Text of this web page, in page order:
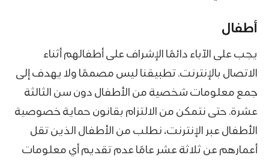
أطفال
يجب على الآباء دائمًا الإشراف على أطفالهم أثناء
الاتصال بالإنترنت. تطبيقنا ليس مصممًا ولا يهدف إلى
جمع معلومات شخصية من الأطفال دون سن الثالثة
عشرة. حتى نتمكن من الالتزام بقانون حماية خصوصية
الأطفال عبر الإنترنت، نطلب من الأطفال الذين تقل
أعمارهم عن ثلاثة عشر عامًا عدم تقديم أي معلومات